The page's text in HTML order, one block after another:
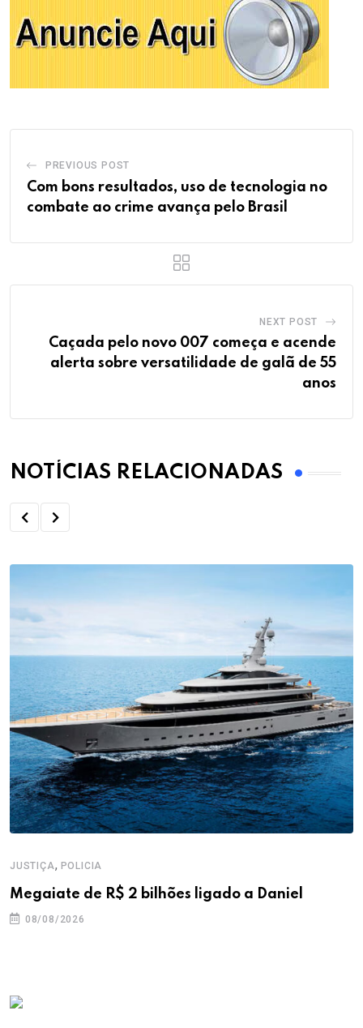
PREVIOUS POST
Com bons resultados, uso de tecnologia no
combate ao crime avança pelo Brasil
NEXT POST
Caçada pelo novo 007 começa e acende
alerta sobre versatilidade de galã de 55
anos
NOTÍCIAS RELACIONADAS
JUSTIÇA, POLICIA
Megaiate de R$ 2 bilhões ligado a Daniel
08/08/2026